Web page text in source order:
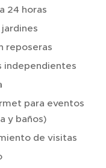
24 horas
reposeras
independientes
para eventos
y baños)
de visitas